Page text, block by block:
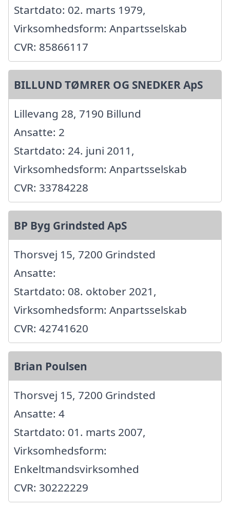
Startdato: 02. marts 1979,
Virksomhedsform: Anpartsselskab
CVR: 85866117
BILLUND TØMRER OG SNEDKER ApS
Lillevang 28, 7190 Billund
Ansatte: 2
Startdato: 24. juni 2011,
Virksomhedsform: Anpartsselskab
CVR: 33784228
BP Byg Grindsted ApS
Thorsvej 15, 7200 Grindsted
Ansatte:
Startdato: 08. oktober 2021,
Virksomhedsform: Anpartsselskab
CVR: 42741620
Brian Poulsen
Thorsvej 15, 7200 Grindsted
Ansatte: 4
Startdato: 01. marts 2007,
Virksomhedsform:
Enkeltmandsvirksomhed
CVR: 30222229